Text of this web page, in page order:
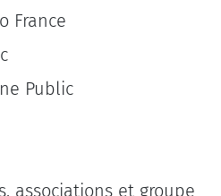
France
Public
associations et groupe